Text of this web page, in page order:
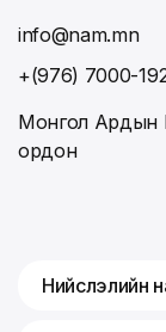
info@nam.mn
+(976) 7000-
Монгол Ардын
ордон
Нийслэлийн